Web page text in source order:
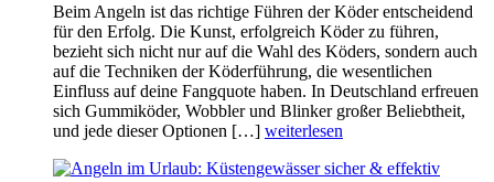
Beim Angeln ist das richtige Führen der Köder entscheidend
für den Erfolg. Die Kunst, erfolgreich Köder zu führen,
bezieht sich nicht nur auf die Wahl des Köders, sondern auch
auf die Techniken der Köderführung, die wesentlichen
Einfluss auf deine Fangquote haben. In Deutschland erfreuen
sich Gummiköder, Wobbler und Blinker großer Beliebtheit,
und jede dieser Optionen […] weiterlesen